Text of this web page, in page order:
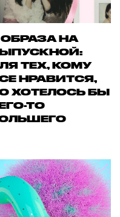
ОБРАЗА НА
ТЕХ, КОМУ
НРАВИТСЯ,
ХОТЕЛОСЬ БЫ
ТО